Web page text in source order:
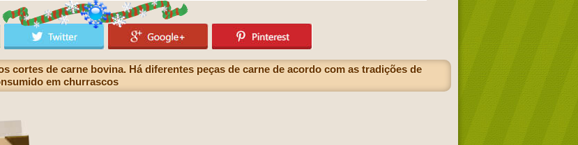
cortes de carne bovina. Há diferentes peças de carne de acordo com as tradições de
em churrascos